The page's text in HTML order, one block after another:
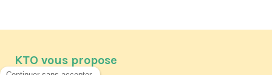
KTO vous propose